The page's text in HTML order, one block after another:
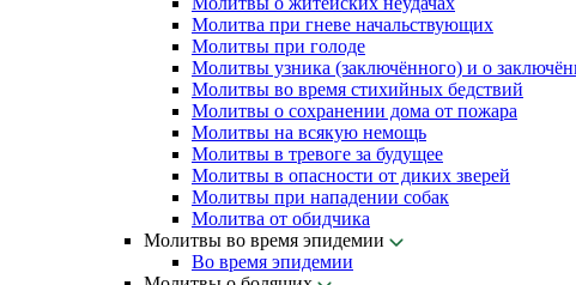
Молитва при гневе начальствующих
Молитвы при голоде
Молитвы узника (заключённого) и о
Молитвы во время стихийных бедствий
Молитвы о сохранении дома от пожара
Молитвы на всякую немощь
Молитвы в тревоге за будущее
Молитвы в опасности от диких зверей
Молитвы при нападении собак
Молитва от обидчика
Молитвы во время эпидемии
Во время эпидемии